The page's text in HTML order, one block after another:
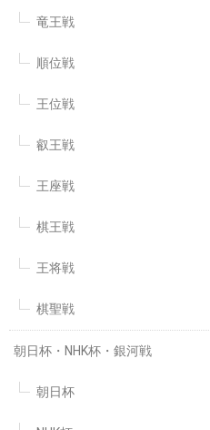
竜王戦
順位戦
王位戦
叡王戦
王座戦
棋王戦
王将戦
棋聖戦
朝日杯・NHK杯・銀河戦
朝日杯